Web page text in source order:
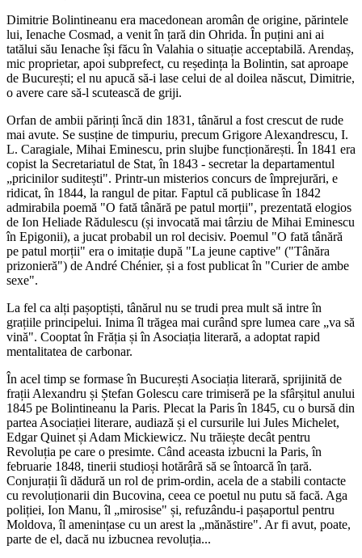
Dimitrie Bolintineanu era macedonean aromân de origine, părintele
lui, Ienache Cosmad, a venit în țară din Ohrida. În puțini ani ai
tatălui său Ienache își făcu în Valahia o situație acceptabilă. Arendaș,
mic proprietar, apoi subprefect, cu reședința la Bolintin, sat aproape
de București; el nu apucă să-i lase celui de al doilea născut, Dimitrie,
o avere care să-l scutească de griji.
Orfan de ambii părinți încă din 1831, tânărul a fost crescut de rude
mai avute. Se susține de timpuriu, precum Grigore Alexandrescu, I.
L. Caragiale, Mihai Eminescu, prin slujbe funcționărești. În 1841 era
copist la Secretariatul de Stat, în 1843 - secretar la departamentul
„pricinilor suditești". Printr-un misterios concurs de împrejurări, e
ridicat, în 1844, la rangul de pitar. Faptul că publicase în 1842
admirabila poemă "O fată tânără pe patul morții", prezentată elogios
de Ion Heliade Rădulescu (și invocată mai târziu de Mihai Eminescu
în Epigonii), a jucat probabil un rol decisiv. Poemul "O fată tânără
pe patul morții" era o imitație după "La jeune captive" ("Tânăra
prizonieră") de André Chénier, și a fost publicat în "Curier de ambe
sexe".
La fel ca alți pașoptiști, tânărul nu se trudi prea mult să intre în
grațiile principelui. Inima îl trăgea mai curând spre lumea care „va să
vină". Cooptat în Frăția și în Asociația literară, a adoptat rapid
mentalitatea de carbonar.
În acel timp se formase în București Asociația literară, sprijinită de
frații Alexandru și Ștefan Golescu care trimiseră pe la sfârșitul anului
1845 pe Bolintineanu la Paris. Plecat la Paris în 1845, cu o bursă din
partea Asociației literare, audiază și el cursurile lui Jules Michelet,
Edgar Quinet și Adam Mickiewicz. Nu trăiește decât pentru
Revoluția pe care o presimte. Când aceasta izbucni la Paris, în
februarie 1848, tinerii studioși hotărâră să se întoarcă în țară.
Conjurații îi dădură un rol de prim-ordin, acela de a stabili contacte
cu revoluționarii din Bucovina, ceea ce poetul nu putu să facă. Aga
poliției, Ion Manu, îl „mirosise" și, refuzându-i pașaportul pentru
Moldova, îl amenințase cu un arest la „mănăstire". Ar fi avut, poate,
parte de el, dacă nu izbucnea revoluția...